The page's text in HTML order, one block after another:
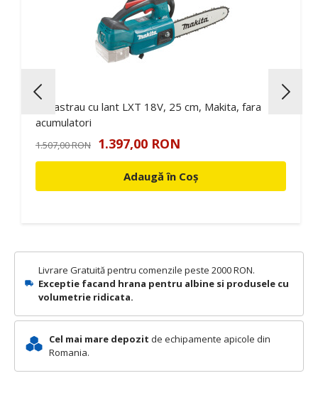
Livrare Gratuită pentru comenzile peste 2000 RON.
Exceptie facand hrana pentru albine si produsele cu
volumetrie ridicata.
Cel mai mare depozit de echipamente apicole din
Romania.
Fierastrau cu lant LXT 18V, 25 cm, Makita, fara
acumulatori
1.507,00 RON 1.397,00 RON
Adaugă în Coș